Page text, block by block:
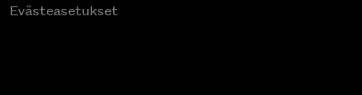
Evästeasetukset